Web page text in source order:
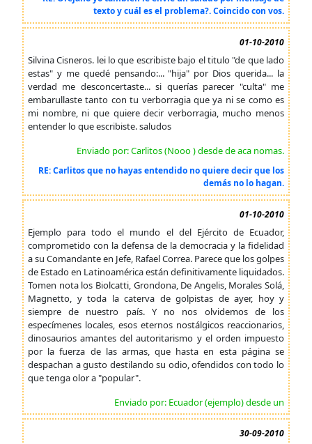
texto y cuál es el problema?. Coincido con vos.
01-10-2010
Silvina Cisneros. lei lo que escribiste bajo el titulo "de que lado
estas" y me quedé pensando:... "hija" por Dios querida... la
verdad me desconcertaste... si querías parecer "culta" me
embarullaste tanto con tu verborragia que ya ni se como es
mi nombre, ni que quiere decir verborragia, mucho menos
entender lo que escribiste. saludos
Enviado por: Carlitos (Nooo ) desde de aca nomas.
RE: Carlitos que no hayas entendido no quiere decir que los
demás no lo hagan.
01-10-2010
Ejemplo para todo el mundo el del Ejército de Ecuador,
comprometido con la defensa de la democracia y la fidelidad
a su Comandante en Jefe, Rafael Correa. Parece que los golpes
de Estado en Latinoamérica están definitivamente liquidados.
Tomen nota los Biolcatti, Grondona, De Angelis, Morales Solá,
Magnetto, y toda la caterva de golpistas de ayer, hoy y
siempre de nuestro país. Y no nos olvidemos de los
especímenes locales, esos eternos nostálgicos reaccionarios,
dinosaurios amantes del autoritarismo y el orden impuesto
por la fuerza de las armas, que hasta en esta página se
despachan a gusto destilando su odio, ofendidos con todo lo
que tenga olor a "popular".
Enviado por: Ecuador (ejemplo) desde un
30-09-2010